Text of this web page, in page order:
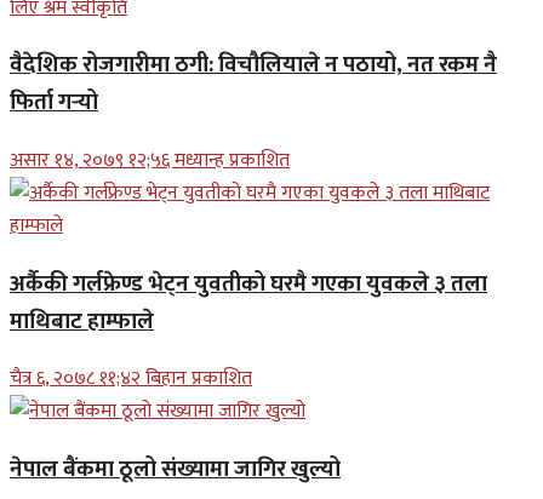
वैदेशिक रोजगारीमा ठगी: विचौलियाले न पठायो, नत रकम नै
फिर्ता गर्‍यो
असार १४, २०७९ १२;५६ मध्यान्ह प्रकाशित
अर्कैकी गर्लफ्रेण्ड भेट्न युवतीको घरमै गएका युवकले ३ तला
माथिबाट हाम्फाले
चैत्र ६, २०७८ ११;४२ बिहान प्रकाशित
नेपाल बैंकमा ठूलो संख्यामा जागिर खुल्यो